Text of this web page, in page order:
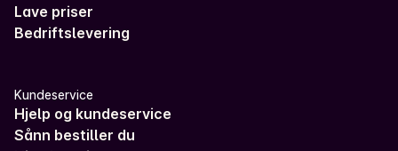
Lave priser
Bedriftslevering
Kundeservice
Hjelp og kundeservice
Sånn bestiller du